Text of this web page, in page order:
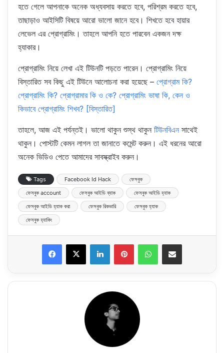
হতে গেলে আপনাকে অনেক অধ্যবসায় করতে হবে, পরিশ্রম করতে হবে,
তাছাড়াও আইসিটি বিষয়ে আরো ভালো জানে হবে। শিখতে হবে হায়ার
লেভেল এর প্রোগ্রামিং। তাহলে আপনি হতে পারবেন একজন দক্ষ
হ্যাকার।
প্রোগ্রামিং নিয়ে লেখা এই টিউনটি পড়তে পারেন। প্রোগ্রামিং নিয়ে
বিস্তারিত সব কিছু এই টিউনে আলোচনা করা হয়েছে – প্রোগ্রাম কি?
প্রোগ্রামিং কি? প্রোগ্রামার কি ও কে? প্রোগ্রামিং ভাষা কি, কেন ও
কিভাবে প্রোগ্রামিং শিখব? [বিস্তারিত]
তাহলে, আজ এই পর্যন্তই। ভালো থাকুন শুস্থ থাকুন টিউনবিএন সাথেই
থাকুন। পোস্টটি কেমন লাগল তা জানাতে কমেন্ট করুন। এই ধরনের আরো
অনেক ভিডিও পেতে আমাদের সাবস্ক্রাইব করুন।
Tags Facebook Id Hack
ফেসবুক
ফেসবুক account
ফেসবুক আইডি ব্যাক
ফেসবুক আইডি হ্যাক
ফেসবুক আইডি হ্যাক করা
ফেসবুক রিকভারি
ফেসবুক হ্যাক
ফেসবুক হ‍্যাকিং